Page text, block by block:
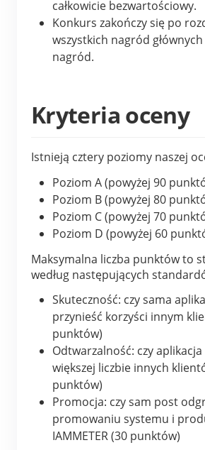
całkowicie bezwartościowy.
Konkurs zakończy się po
wszystkich nagród
nagród.
Kryteria oceny
Istnieją cztery poziomy naszej
Poziom A (powyżej 90
Poziom B (powyżej 80
Poziom C (powyżej 70
Poziom D (powyżej 60
Maksymalna liczba punktów to
według następujących
Skuteczność: czy sama
przynieść korzyści innym
punktów)
Odtwarzalność: czy
większej liczbie innych
punktów)
Promocja: czy sam post
promowaniu systemu i
IAMMETER (30 punktów)